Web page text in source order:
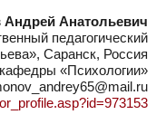
Анатольевич
педагогический
Саранск, Россия
«Психологии»